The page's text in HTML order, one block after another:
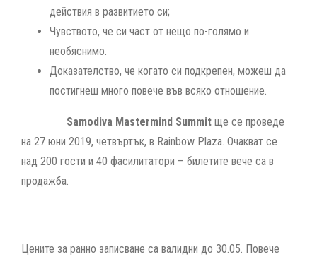
действия в развитието си;
Чувството, че си част от нещо по-голямо и
необяснимо.
Доказателство, че когато си подкрепен, можеш да
постигнеш много повече във всяко отношение.
Samodiva Mastermind Summit ще се проведе
на 27 юни 2019, четвъртък, в Rainbow Plaza. Очакват се
над 200 гости и 40 фасилитатори – билетите вече са в
продажба.
Цените за ранно записване са валидни до 30.05. Повече